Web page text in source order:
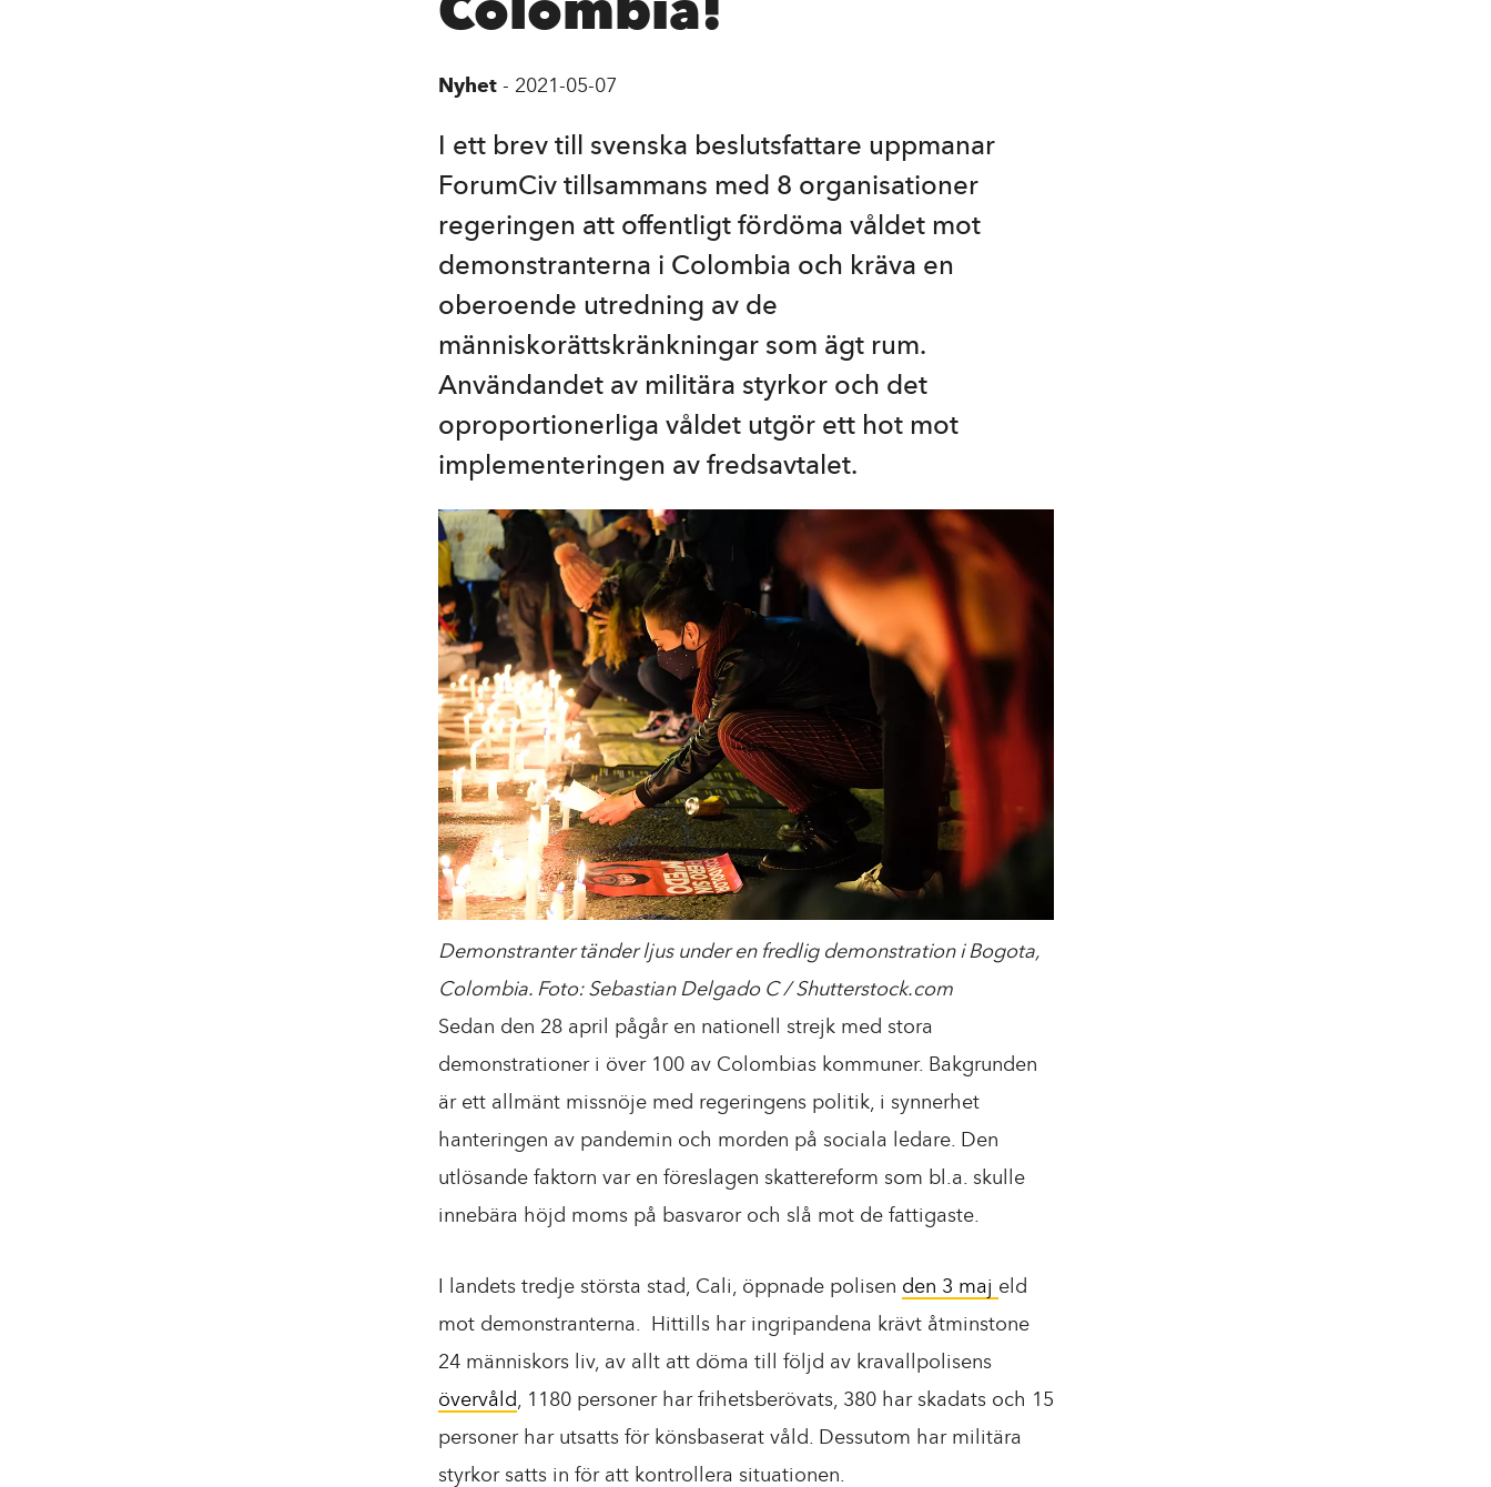
Colombia!
Nyhet - 2021-05-07
I ett brev till svenska beslutsfattare uppmanar
ForumCiv tillsammans med 8 organisationer
regeringen att offentligt fördöma våldet mot
demonstranterna i Colombia och kräva en
oberoende utredning av de
människorättskränkningar som ägt rum.
Användandet av militära styrkor och det
oproportionerliga våldet utgör ett hot mot
implementeringen av fredsavtalet.
Demonstranter tänder ljus under en fredlig demonstration i Bogota,
Colombia. Foto: Sebastian Delgado C / Shutterstock.com
Sedan den 28 april pågår en nationell strejk med stora
demonstrationer i över 100 av Colombias kommuner. Bakgrunden
är ett allmänt missnöje med regeringens politik, i synnerhet
hanteringen av pandemin och morden på sociala ledare. Den
utlösande faktorn var en föreslagen skattereform som bl.a. skulle
innebära höjd moms på basvaror och slå mot de fattigaste.
I landets tredje största stad, Cali, öppnade polisen den 3 maj eld
mot demonstranterna. Hittills har ingripandena krävt åtminstone
24 människors liv, av allt att döma till följd av kravallpolisens
övervåld, 1180 personer har frihetsberövats, 380 har skadats och 15
personer har utsatts för könsbaserat våld. Dessutom har militära
styrkor satts in för att kontrollera situationen.